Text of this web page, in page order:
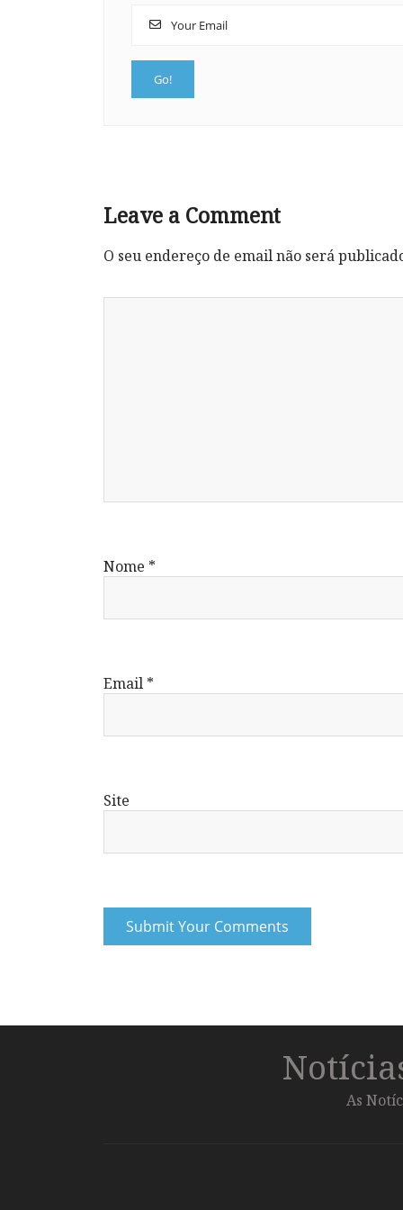
Leave a Comment
O seu endereço de email não será
Nome *
Email *
Site
As